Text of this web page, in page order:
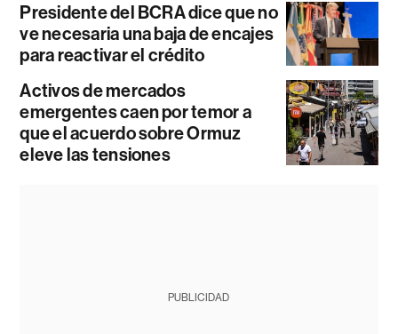
Presidente del BCRA dice que no
ve necesaria una baja de encajes
para reactivar el crédito
Activos de mercados
emergentes caen por temor a
que el acuerdo sobre Ormuz
eleve las tensiones
PUBLICIDAD